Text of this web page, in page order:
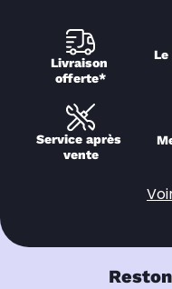
Livraison
offerte*
Service après
vente